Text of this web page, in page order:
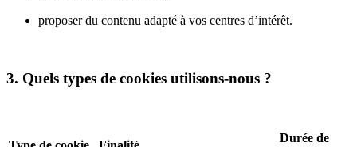
proposer du contenu adapté à vos centres d’intérêt.
3. Quels types de cookies utilisons-nous ?
Durée de